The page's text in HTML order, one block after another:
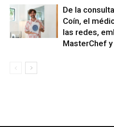
De la
Coín, el
las redes,
MasterChef